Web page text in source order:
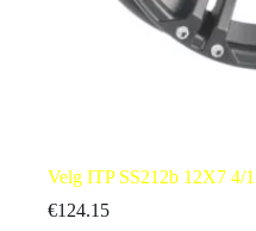
Velg ITP SS212b 12X7 4/
€124.15